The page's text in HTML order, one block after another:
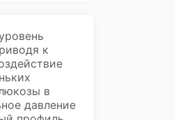
к
в
давление